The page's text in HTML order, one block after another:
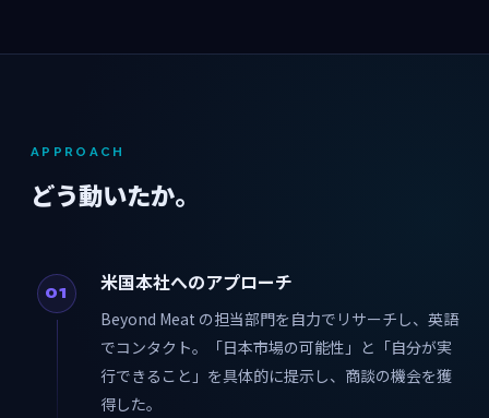
APPROACH
どう動いたか。
01 米国本社へのアプローチ
Beyond Meat の担当部門を自力でリサーチし、英語
でコンタクト。「日本市場の可能性」と「自分が実
行できること」を具体的に提示し、商談の機会を獲
得した。